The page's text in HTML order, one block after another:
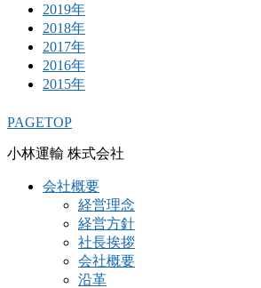
2019年
2018年
2017年
2016年
2015年
PAGETOP
小林運輸 株式会社
会社概要
経営理念
経営方針
社長挨拶
会社概要
沿革